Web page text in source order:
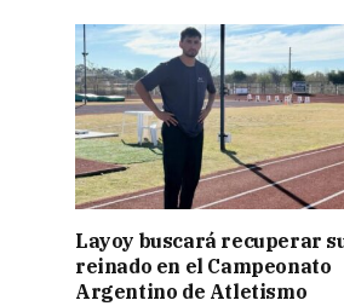
Layoy buscará recuperar
reinado en el Campeonato
Argentino de Atletismo